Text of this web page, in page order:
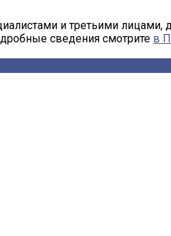
и третьими лицами,
сведения смотрите в